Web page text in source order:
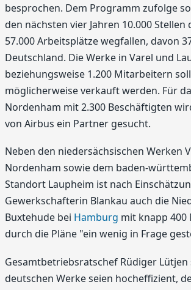
besprochen. Dem Programm zufolge
den nächsten vier Jahren 10.000
57.000 Arbeitsplätze wegfallen, davon
Deutschland. Die Werke in Varel und
beziehungsweise 1.200 Mitarbeitern
möglicherweise verkauft werden. Für
Nordenham mit 2.300 Beschäftigten
von Airbus ein Partner gesucht.
Neben den niedersächsischen Werken
Nordenham sowie dem baden-
Standort Laupheim ist nach
Gewerkschafterin Blankau auch die
Buxtehude bei Hamburg mit knapp
durch die Pläne "ein wenig in Frage
Gesamtbetriebsratschef Rüdiger Lütjen
deutschen Werke seien hocheffizient,